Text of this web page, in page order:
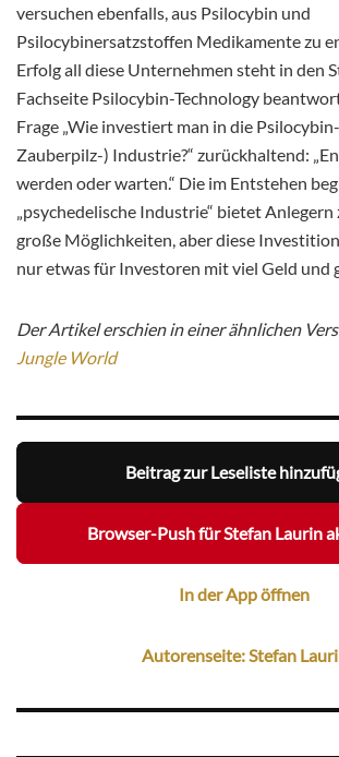
versuchen ebenfalls, aus Psilocybin und
Psilocybinersatzstoffen Medikamente zu
Erfolg all diese Unternehmen steht in den
Fachseite Psilocybin-Technology
Frage „Wie investiert man in die
Zauberpilz-) Industrie?“ zurückhaltend:
werden oder warten.“ Die im Entstehen
„psychedelische Industrie“ bietet
große Möglichkeiten, aber diese
nur etwas für Investoren mit viel Geld und
Der Artikel erschien in einer ähnlichen
Jungle World
Beitrag zur Leseliste
Browser-Push für Stefan Laurin
In der App öffnen
Autorenseite: Stefan